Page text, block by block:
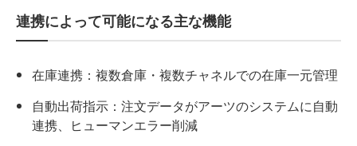
連携によって可能になる主な機能
在庫連携：複数倉庫・複数チャネルでの在庫一元管理
自動出荷指示：注文データがアーツのシステムに自動
連携、ヒューマンエラー削減